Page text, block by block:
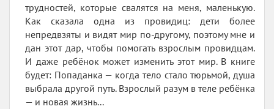
трудностей, которые свалятся на меня, маленькую.
Как сказала одна из провидиц: дети более
непредвзяты и видят мир по-другому, поэтому мне и
дан этот дар, чтобы помогать взрослым провидцам.
И даже ребёнок может изменить этот мир. В книге
будет: Попаданка — когда тело стало тюрьмой, душа
выбрала другой путь. Взрослый разум в теле ребёнка
— и новая жизнь...